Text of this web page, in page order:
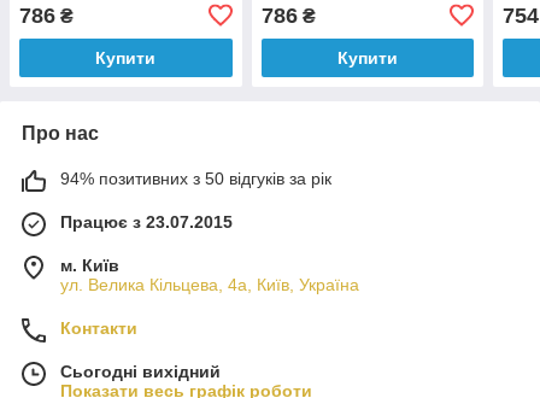
786 ₴
Купити
786₴
Купити
754
Про нас
94% позитивних з 50 відгуків за рік
Працює з 23.07.2015
м. Київ
ул. Велика Кільцева, 4а, Київ, Україна
Контакти
Сьогодні вихідний
Показати весь графік роботи